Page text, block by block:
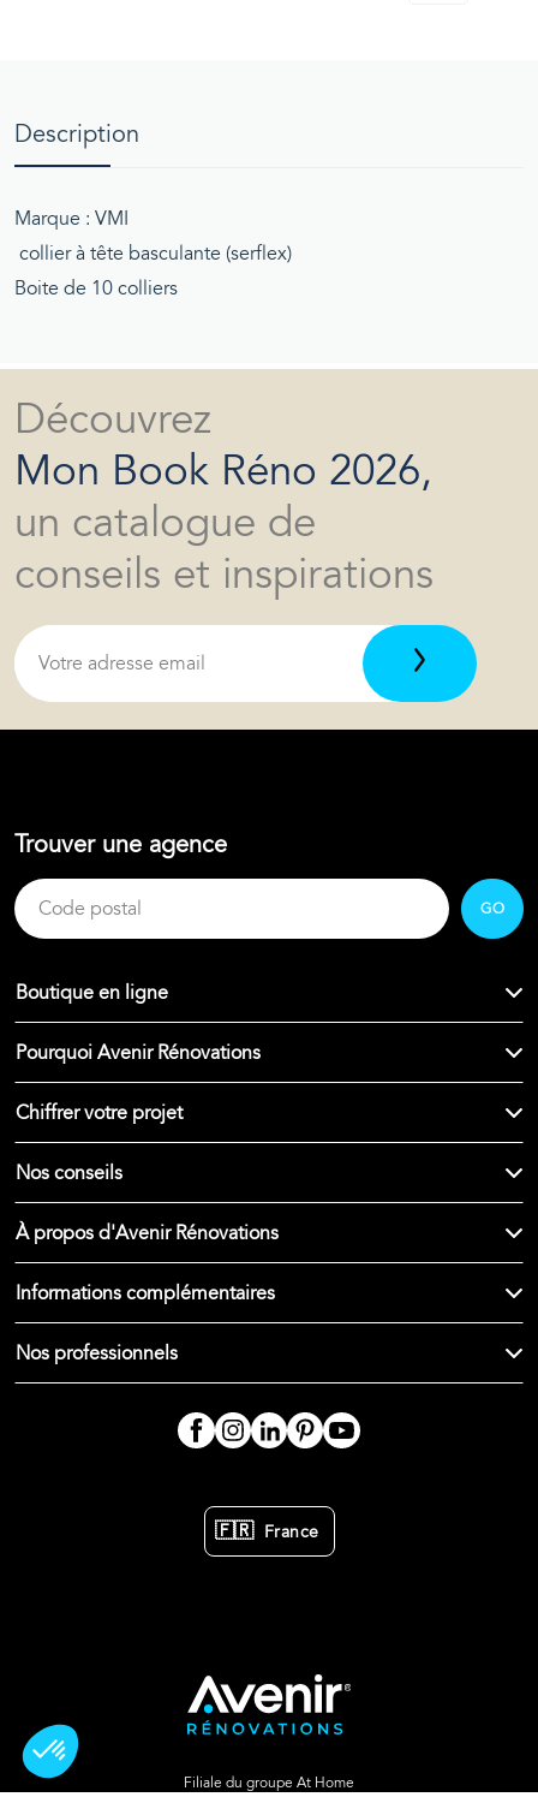
Description
Marque : VMI
collier à tête basculante (serflex)
Boite de 10 colliers
Découvrez
Mon Book Réno 2026,
un catalogue de
conseils et inspirations
Trouver une agence
GO
Boutique en ligne
Pourquoi Avenir Rénovations
Chiffrer votre projet
Nos conseils
À propos d'Avenir Rénovations
Informations complémentaires
Nos professionnels
🇫🇷 France
Filiale du groupe At Home